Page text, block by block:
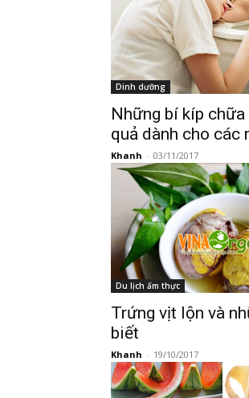
Dinh dưỡng
Những bí kíp
quả dành cho các
Khanh - 03/11/2017
Du lịch ẩm thực
Trứng vịt lộn và
biết
Khanh - 19/10/2017